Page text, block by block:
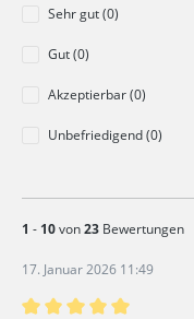
Sehr gut (0)
Gut (0)
Akzeptierbar (0)
Unbefriedigend (0)
1 - 10von23 Bewertungen
17. Januar 2026 11:49